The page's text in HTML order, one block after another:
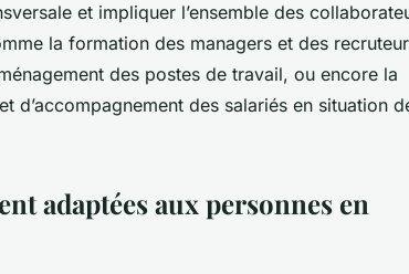
et impliquer l’ensemble des
la formation des managers et des
des postes de travail, ou encore la
d’accompagnement des salariés en situation
adaptées aux personnes en